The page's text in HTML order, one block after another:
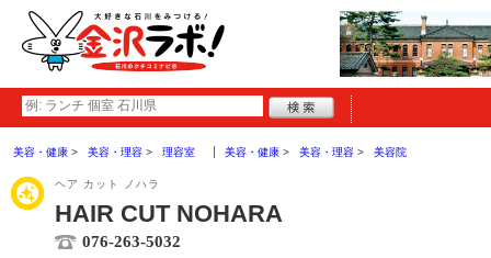
美容・健康 美容・理容 理容室 美容・健康 美容・理容 美容院
ヘア カット ノハラ
HAIR CUT NOHARA
076-263-5032